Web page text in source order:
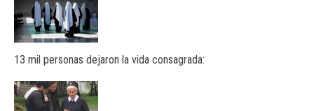
13 mil personas dejaron la vida consagrada: